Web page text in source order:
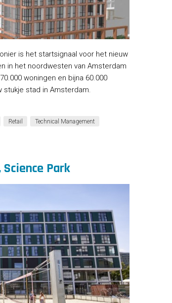
is het startsignaal voor het nieuw
in het noordwesten van Amsterdam
woningen en bijna 60.000
stukje stad in Amsterdam.
Retail
Technical Management
Park